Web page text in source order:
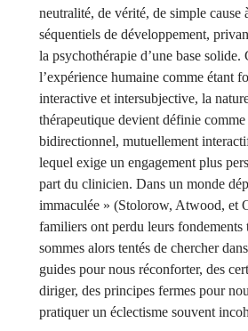
neutralité, de vérité, de simple cause
séquentiels de développement,
la psychothérapie d’une base solide.
l’expérience humaine comme étant
interactive et intersubjective, la
thérapeutique devient définie comme
bidirectionnel, mutuellement
lequel exige un engagement plus
part du clinicien. Dans un monde
immaculée » (Stolorow, Atwood, et
familiers ont perdu leurs
sommes alors tentés de chercher
guides pour nous réconforter, des
diriger, des principes fermes pour
pratiquer un éclectisme souvent